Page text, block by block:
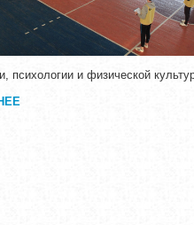
психологии и физической